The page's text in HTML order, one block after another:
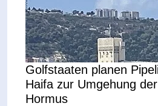
Golfstaaten planen
Haifa zur Umgehung
Hormus